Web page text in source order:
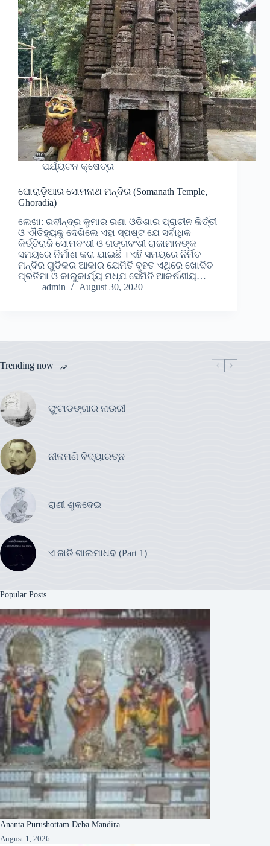
ପର୍ଯ୍ୟଟନ କ୍ଷେତ୍ର
ଘୋରାଡି଼ଆର ସୋମନାଥ ମନ୍ଦିର (Somanath Temple,
Ghoradia)
ଲେଖା: ରବୀନ୍ଦ୍ର କୁମାର ରଣା ଓଡିଶାର ପ୍ରାଚୀନ କିର୍ତ୍ତୀ
ଓ ଐତିହ୍ୟକୁ ଦେଖିଲେ ଏହା ସ୍ପଷ୍ଟ ଯେ ସର୍ବାଧିକ
କିର୍ତ୍ତିରାଜି ସୋମବଂଶୀ ଓ ଗଙ୍ଗବଂଶୀ ରାଜାମାନଙ୍କ
ସମୟରେ ନିର୍ମାଣ କରା ଯାଇଛି । ଏହି ସମୟରେ ନିର୍ମିତ
ମନ୍ଦିର ଗୁଡିକର ଆକାର ଯେମିତି ବୃହତ ଏଥିରେ ଖୋଦିତ
ପ୍ରତିମା ଓ କାରୁକାର୍ଯ୍ୟ ମଧ୍ଯ ସେମିତି ଆକର୍ଷଣୀୟ…
admin
August 30, 2020
Trending now
ଫୁଟାଡଙ୍ଗାର ନାଉରୀ
ନୀଳମଣି ବିଦ୍ୟାରତ୍ନ
ରାଣୀ ଶୁକଦେଇ
ଏ ଜାତି ଗାଲମାଧବ (Part 1)
Popular Posts
Ananta Purushottam Deba Mandira
August 1, 2026